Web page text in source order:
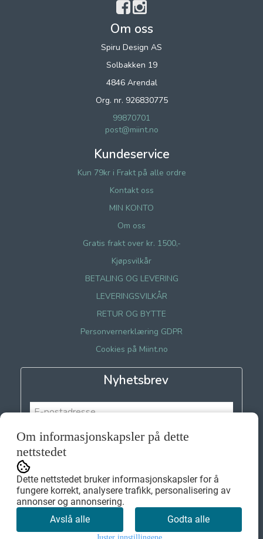
Om oss
Spiru Design AS
Solbakken 19
4846 Arendal
Org. nr. 926830775
99870701
post@miint.no
Kundeservice
Kun 79kr i Frakt på alle ordre
Kontakt oss
MIN KONTO
Om oss
Gratis frakt over kr. 1500,-
Kjøpsvilkår
BETALING OG LEVERING
LEVERINGSVILKÅR
RETUR OG BYTTE
Personvernerklæring GDPR
Cookies på Miint.no
Nyhetsbrev
Om informasjonskapsler på dette
nettstedet
Dette nettstedet bruker informasjonskapsler for å
fungere korrekt, analysere trafikk, personalisering av
annonser og annonsering.
Avslå alle
Godta alle